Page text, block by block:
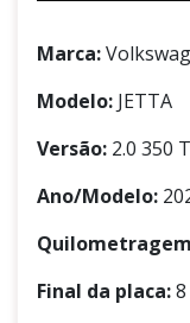
Marca:
Modelo: JETTA
Versão: 2.0 350
Ano/Modelo:
Final da placa:8